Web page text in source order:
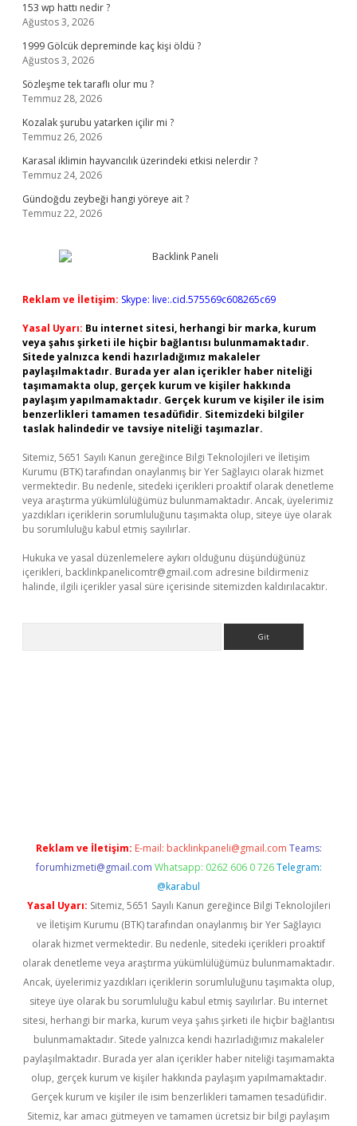
153 wp hattı nedir ?
Ağustos 3, 2026
1999 Gölcük depreminde kaç kişi öldü ?
Ağustos 3, 2026
Sözleşme tek taraflı olur mu ?
Temmuz 28, 2026
Kozalak şurubu yatarken içilir mi ?
Temmuz 26, 2026
Karasal iklimin hayvancılık üzerindeki etkisi nelerdir ?
Temmuz 24, 2026
Gündoğdu zeybeği hangi yöreye ait ?
Temmuz 22, 2026
Reklam ve İletişim: Skype: live:.cid.575569c608265c69
Yasal Uyarı: Bu internet sitesi, herhangi bir marka, kurum
veya şahıs şirketi ile hiçbir bağlantısı bulunmamaktadır.
Sitede yalnızca kendi hazırladığımız makaleler
paylaşılmaktadır. Burada yer alan içerikler haber niteliği
taşımamakta olup, gerçek kurum ve kişiler hakkında
paylaşım yapılmamaktadır. Gerçek kurum ve kişiler ile isim
benzerlikleri tamamen tesadüfidir. Sitemizdeki bilgiler
taslak halindedir ve tavsiye niteliği taşımazlar.
Sitemiz, 5651 Sayılı Kanun gereğince Bilgi Teknolojileri ve İletişim
Kurumu (BTK) tarafından onaylanmış bir Yer Sağlayıcı olarak hizmet
vermektedir. Bu nedenle, sitedeki içerikleri proaktif olarak denetleme
veya araştırma yükümlülüğümüz bulunmamaktadır. Ancak, üyelerimiz
yazdıkları içeriklerin sorumluluğunu taşımakta olup, siteye üye olarak
bu sorumluluğu kabul etmiş sayılırlar.
Hukuka ve yasal düzenlemelere aykırı olduğunu düşündüğünüz
içerikleri, backlinkpanelicomtr@gmail.com adresine bildirmeniz
halinde, ilgili içerikler yasal süre içerisinde sitemizden kaldırılacaktır.
Reklam ve İletişim: E-mail: backlinkpaneli@gmail.com Teams:
forumhizmeti@gmail.com Whatsapp: 0262 606 0 726 Telegram:
@karabul
Yasal Uyarı: Sitemiz, 5651 Sayılı Kanun gereğince Bilgi Teknolojileri
ve İletişim Kurumu (BTK) tarafından onaylanmış bir Yer Sağlayıcı
olarak hizmet vermektedir. Bu nedenle, sitedeki içerikleri proaktif
olarak denetleme veya araştırma yükümlülüğümüz bulunmamaktadır.
Ancak, üyelerimiz yazdıkları içeriklerin sorumluluğunu taşımakta olup,
siteye üye olarak bu sorumluluğu kabul etmiş sayılırlar. Bu internet
sitesi, herhangi bir marka, kurum veya şahıs şirketi ile hiçbir bağlantısı
bulunmamaktadır. Sitede yalnızca kendi hazırladığımız makaleler
paylaşılmaktadır. Burada yer alan içerikler haber niteliği taşımamakta
olup, gerçek kurum ve kişiler hakkında paylaşım yapılmamaktadır.
Gerçek kurum ve kişiler ile isim benzerlikleri tamamen tesadüfidir.
Sitemiz, kar amacı gütmeyen ve tamamen ücretsiz bir bilgi paylaşım